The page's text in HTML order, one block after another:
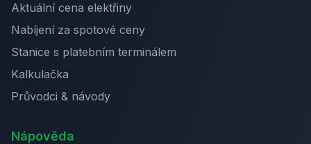
Aktuální cena elektřiny
Nabíjení za spotové ceny
Stanice s platebním terminálem
Kalkulačka
Průvodci & návody
Nápověda